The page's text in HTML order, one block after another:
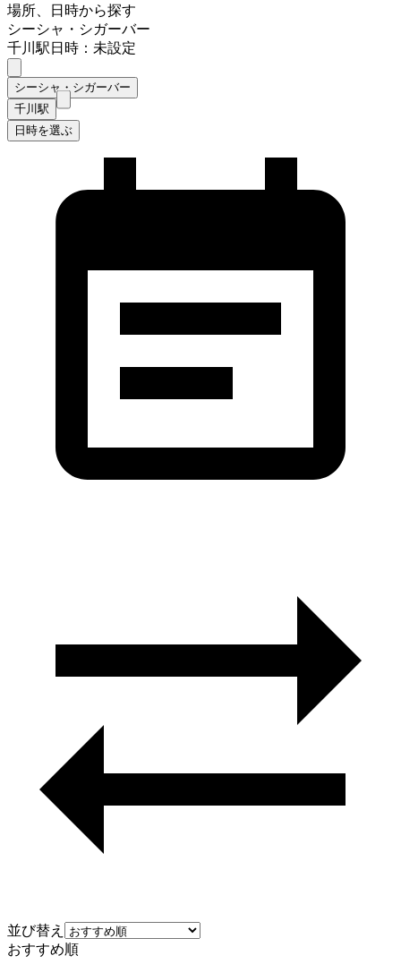
場所、日時から探す
シーシャ・シガーバー
千川駅日時：未設定
シーシャ・シガーバー
千川駅
日時を選ぶ
並び替え
おすすめ順